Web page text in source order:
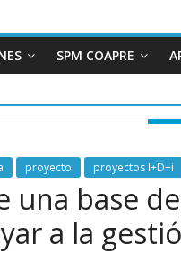
SPM COAPRE
proyecto proyectos I+D+i
una base
a la